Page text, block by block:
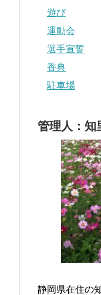
遊び
運動会
選手宣誓
香典
駐車場
管理人：知
静岡県在住の